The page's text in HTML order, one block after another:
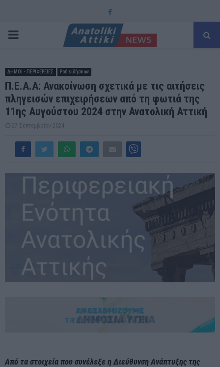
Facebook
PRIMARY
ΔΗΜΟΙ - ΠΕΡΙΦΕΡΕΙΕΣ Ροή ειδήσεων
Π.Ε.Α.Α: Ανακοίνωση σχετικά με τις αιτήσεις
πληγεισών επιχειρήσεων από τη φωτιά της
11ης Αυγούστου 2024 στην Ανατολική Αττική
27 Σεπτεμβρίου 2024
Από τα στοιχεία που συνέλεξε η Διεύθυνση Ανάπτυξης της